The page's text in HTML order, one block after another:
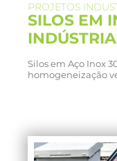
PROJETOS
SILOS EM
Silos em Aço Inox
homogeneização